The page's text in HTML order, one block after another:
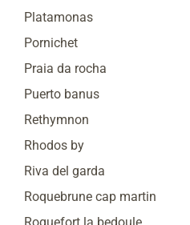
Platamonas
Pornichet
Praia da rocha
Puerto banus
Rethymnon
Rhodos by
Riva del garda
Roquebrune cap martin
Roquefort la bedoule